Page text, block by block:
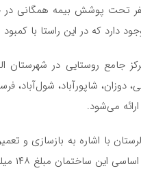
با اشاره به ۱۳ مرکز جامع روستایی
دوزان، شاپورآباد،
می‌شود.
با اشاره به بازسازی و
مبلغ ۱۴۸ میلیون تومان هزینه شده است.